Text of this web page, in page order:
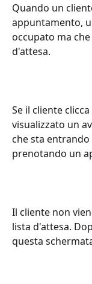
Quando un
appuntamento,
occupato ma
d'attesa.
Se il cliente
visualizzato un
che sta
prenotando un
Il cliente non
lista d'attesa.
questa